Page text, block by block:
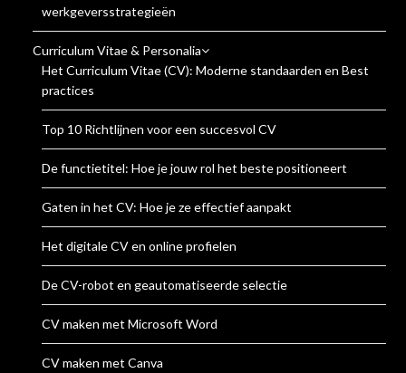
werkgeversstrategieën
Curriculum Vitae & Personalia
Het Curriculum Vitae (CV): Moderne standaarden en Best
practices
Top 10 Richtlijnen voor een succesvol CV
De functietitel: Hoe je jouw rol het beste positioneert
Gaten in het CV: Hoe je ze effectief aanpakt
Het digitale CV en online profielen
De CV-robot en geautomatiseerde selectie
CV maken met Microsoft Word
CV maken met Canva